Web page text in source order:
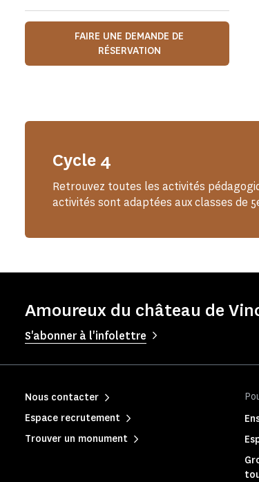
FAIRE UNE DEMANDE DE
RÉSERVATION
Cycle 4
Retrouvez toutes les activités
activités sont adaptées aux classes de
Amoureux du château de
S'abonner à l'infolettre
Nous contacter
Espace recrutement
Trouver un monument